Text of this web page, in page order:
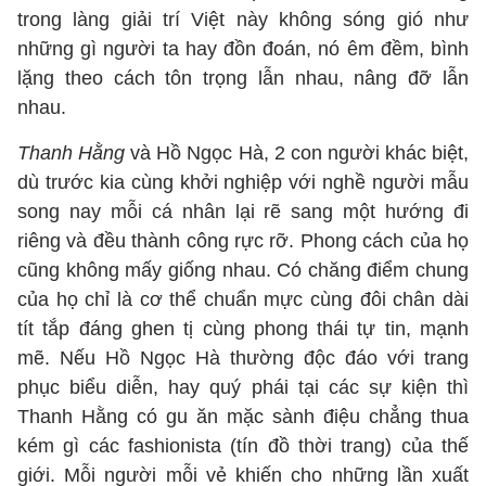
trong làng giải trí Việt này không sóng gió như
những gì người ta hay đồn đoán, nó êm đềm, bình
lặng theo cách tôn trọng lẫn nhau, nâng đỡ lẫn
nhau.
Thanh Hằng và Hồ Ngọc Hà, 2 con người khác biệt,
dù trước kia cùng khởi nghiệp với nghề người mẫu
song nay mỗi cá nhân lại rẽ sang một hướng đi
riêng và đều thành công rực rỡ. Phong cách của họ
cũng không mấy giống nhau. Có chăng điểm chung
của họ chỉ là cơ thể chuẩn mực cùng đôi chân dài
tít tắp đáng ghen tị cùng phong thái tự tin, mạnh
mẽ. Nếu Hồ Ngọc Hà thường độc đáo với trang
phục biểu diễn, hay quý phái tại các sự kiện thì
Thanh Hằng có gu ăn mặc sành điệu chẳng thua
kém gì các fashionista (tín đồ thời trang) của thế
giới. Mỗi người mỗi vẻ khiến cho những lần xuất